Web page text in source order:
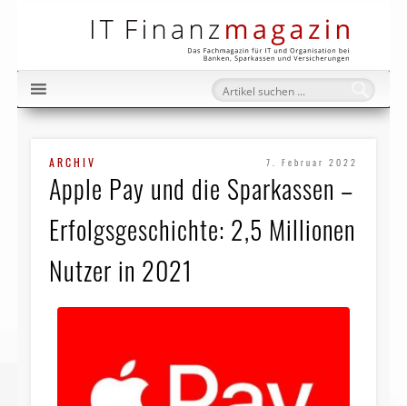
ARCHIV 7. Februar 2022
Apple Pay und die Sparkassen –
Erfolgsgeschichte: 2,5 Millionen
Nutzer in 2021